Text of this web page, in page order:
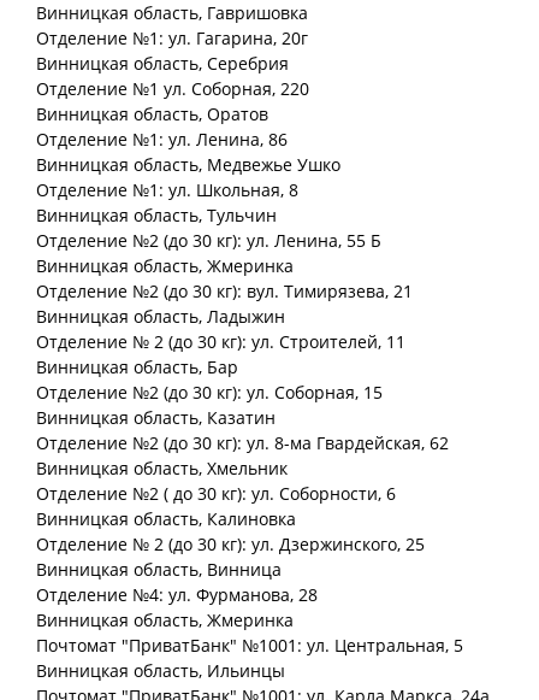
Винницкая область, Гавришовка
Отделение №1: ул. Гагарина, 20г
Винницкая область, Серебрия
Отделение №1 ул. Соборная, 220
Винницкая область, Оратов
Отделение №1: ул. Ленина, 86
Винницкая область, Медвежье Ушко
Отделение №1: ул. Школьная, 8
Винницкая область, Тульчин
Отделение №2 (до 30 кг): ул. Ленина, 55 Б
Винницкая область, Жмеринка
Отделение №2 (до 30 кг): вул. Тимирязева, 21
Винницкая область, Ладыжин
Отделение № 2 (до 30 кг): ул. Строителей, 11
Винницкая область, Бар
Отделение №2 (до 30 кг): ул. Соборная, 15
Винницкая область, Казатин
Отделение №2 (до 30 кг): ул. 8-ма Гвардейская, 62
Винницкая область, Хмельник
Отделение №2 ( до 30 кг): ул. Соборности, 6
Винницкая область, Калиновка
Отделение № 2 (до 30 кг): ул. Дзержинского, 25
Винницкая область, Винница
Отделение №4: ул. Фурманова, 28
Винницкая область, Жмеринка
Почтомат "ПриватБанк" №1001: ул. Центральная, 5
Винницкая область, Ильинцы